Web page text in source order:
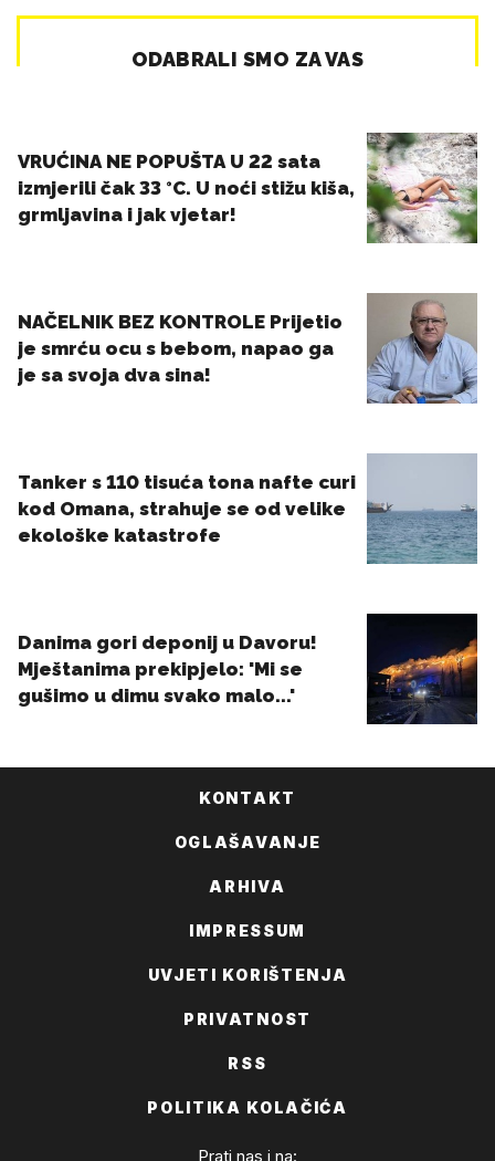
KONTAKT
OGLAŠAVANJE
ARHIVA
IMPRESSUM
UVJETI KORIŠTENJA
PRIVATNOST
RSS
POLITIKA KOLAČIĆA
Prati nas i na: